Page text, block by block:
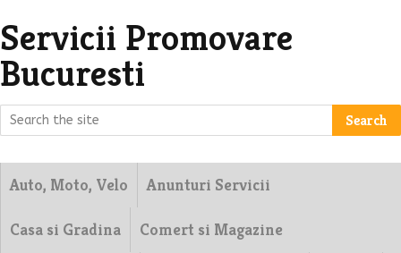
Servicii Promovare
Bucuresti
Search
Auto, Moto, Velo Anunturi Servicii
Casa si Gradina Comert si Magazine